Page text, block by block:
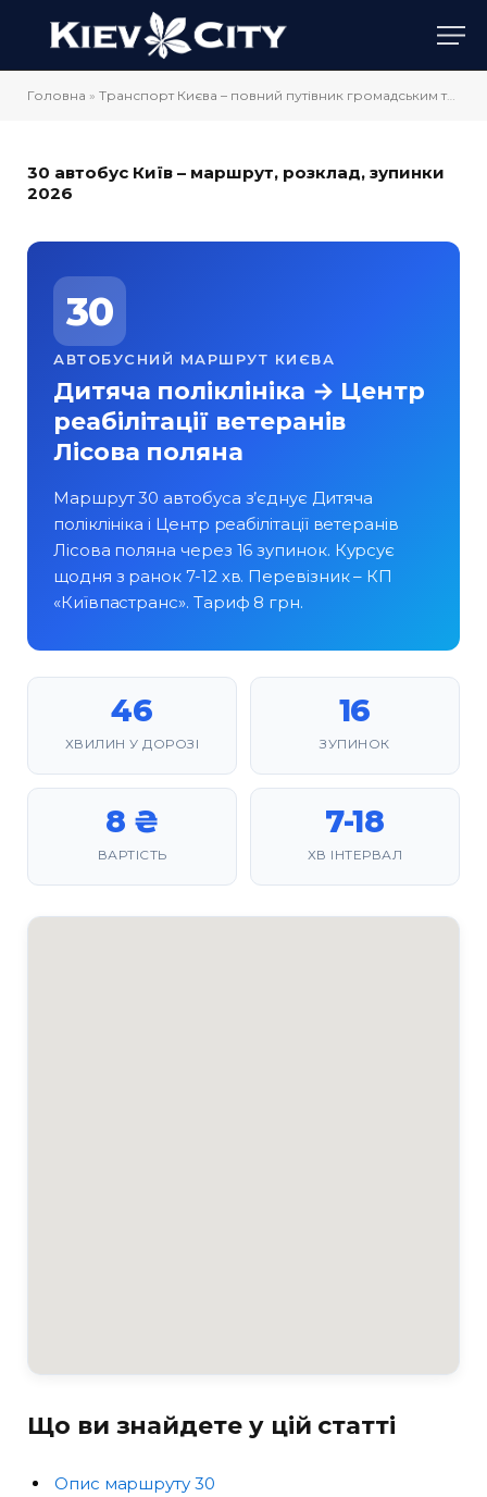
Головна » Транспорт Києва – повний путівник громадським транспортом
30 автобус Київ – маршрут, розклад, зупинки
2026
30
АВТОБУСНИЙ МАРШРУТ КИЄВА
Дитяча поліклініка → Центр
реабілітації ветеранів
Лісова поляна
Маршрут 30 автобуса з’єднує Дитяча
поліклініка і Центр реабілітації ветеранів
Лісова поляна через 16 зупинок. Курсує
щодня з ранок 7-12 хв. Перевізник – КП
«Київпастранс». Тариф 8 грн.
46
ХВИЛИН У ДОРОЗІ
16
ЗУПИНОК
8 ₴
ВАРТІСТЬ
7-18
ХВ ІНТЕРВАЛ
Що ви знайдете у цій статті
Опис маршруту 30